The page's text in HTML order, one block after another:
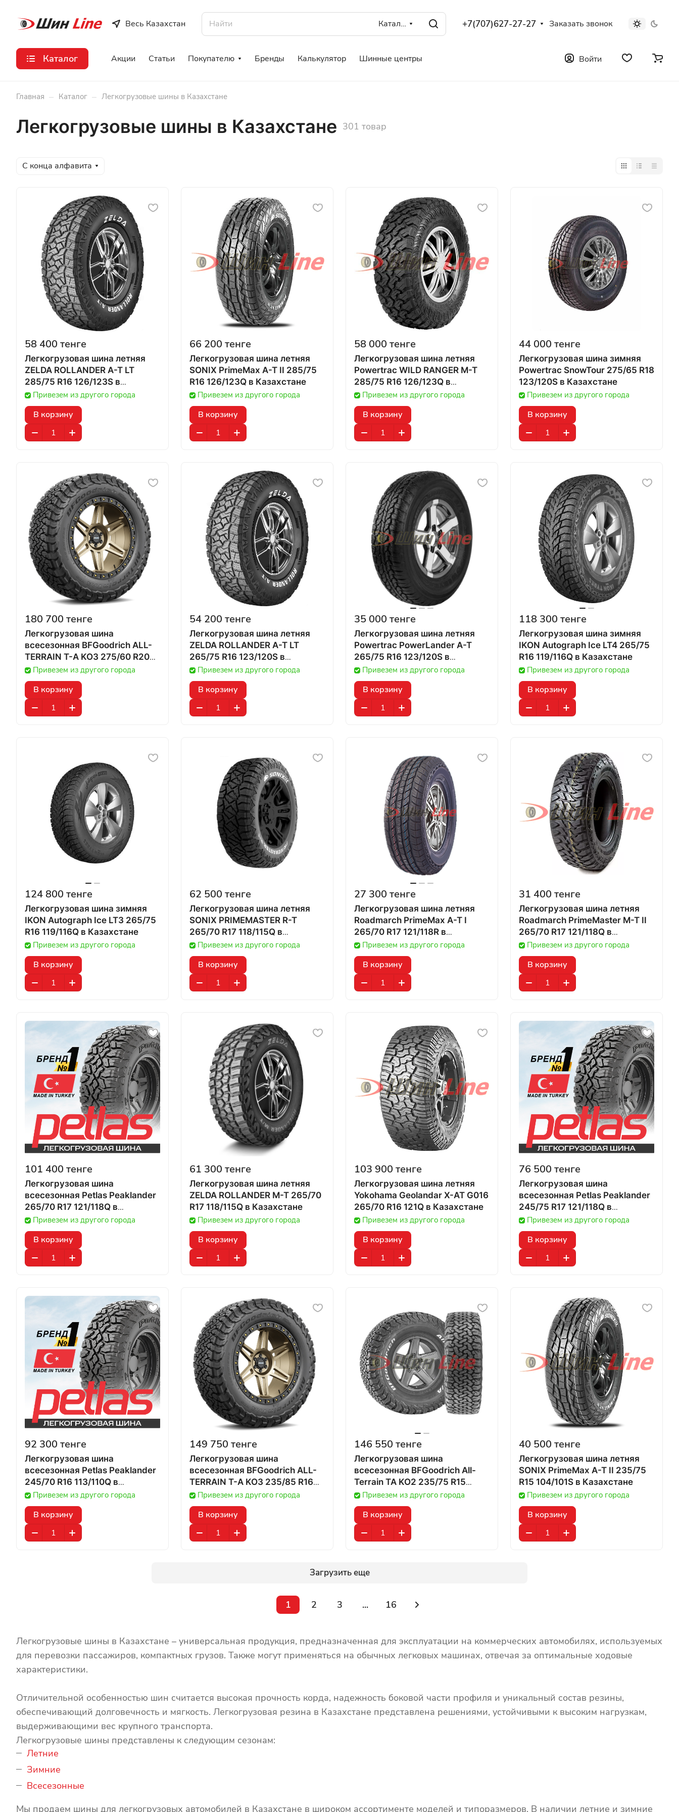
Весь Казахстан Каталог +7(707)627-27-27 Заказать звонок
Каталог Акции Статьи Покупателю Бренды Калькулятор Шинные центры Войти
Главная – Каталог – Легкогрузовые шины в Казахстане
Легкогрузовые шины в Казахстане 301 товар
С конца алфавита
58 400 тенге
Легкогрузовая шина летняя
ZELDA ROLLANDER A-T LT
285/75 R16 126/123S в
Казахстане
Привезем из другого города
В корзину
66 200 тенге
Легкогрузовая шина летняя
SONIX PrimeMax A-T II 285/75
R16 126/123Q в Казахстане
Привезем из другого города
В корзину
58 000 тенге
Легкогрузовая шина летняя
Powertrac WILD RANGER M-T
285/75 R16 126/123Q в
Казахстане
Привезем из другого города
В корзину
44 000 тенге
Легкогрузовая шина зимняя
Powertrac SnowTour 275/65 R18
123/120S в Казахстане
Привезем из другого города
В корзину
180 700 тенге
Легкогрузовая шина
всесезонная BFGoodrich ALL-
TERRAIN T-A KO3 275/60 R20
119/116S в Казахстане
Привезем из другого города
В корзину
54 200 тенге
Легкогрузовая шина летняя
ZELDA ROLLANDER A-T LT
265/75 R16 123/120S в
Казахстане
Привезем из другого города
В корзину
35 000 тенге
Легкогрузовая шина летняя
Powertrac PowerLander A-T
265/75 R16 123/120S в
Казахстане
Привезем из другого города
В корзину
118 300 тенге
Легкогрузовая шина зимняя
IKON Autograph Ice LT4 265/75
R16 119/116Q в Казахстане
Привезем из другого города
В корзину
124 800 тенге
Легкогрузовая шина зимняя
IKON Autograph Ice LT3 265/75
R16 119/116Q в Казахстане
Привезем из другого города
В корзину
62 500 тенге
Легкогрузовая шина летняя
SONIX PRIMEMASTER R-T
265/70 R17 118/115Q в
Казахстане
Привезем из другого города
В корзину
27 300 тенге
Легкогрузовая шина летняя
Roadmarch PrimeMax A-T I
265/70 R17 121/118R в
Казахстане
Привезем из другого города
В корзину
31 400 тенге
Легкогрузовая шина летняя
Roadmarch PrimeMaster M-T II
265/70 R17 121/118Q в
Казахстане
Привезем из другого города
В корзину
101 400 тенге
Легкогрузовая шина
всесезонная Petlas Peaklander
265/70 R17 121/118Q в
Казахстане
Привезем из другого города
В корзину
61 300 тенге
Легкогрузовая шина летняя
ZELDA ROLLANDER M-T 265/70
R17 118/115Q в Казахстане
Привезем из другого города
В корзину
103 900 тенге
Легкогрузовая шина летняя
Yokohama Geolandar X-AT G016
265/70 R16 121Q в Казахстане
Привезем из другого города
В корзину
76 500 тенге
Легкогрузовая шина
всесезонная Petlas Peaklander
245/75 R17 121/118Q в
Казахстане
Привезем из другого города
В корзину
92 300 тенге
Легкогрузовая шина
всесезонная Petlas Peaklander
245/70 R16 113/110Q в
Казахстане
Привезем из другого города
В корзину
149 750 тенге
Легкогрузовая шина
всесезонная BFGoodrich ALL-
TERRAIN T-A KO3 235/85 R16
120/116S в Казахстане
Привезем из другого города
В корзину
146 550 тенге
Легкогрузовая шина
всесезонная BFGoodrich All-
Terrain TA KO2 235/75 R15
104/101S в Казахстане
Привезем из другого города
В корзину
40 500 тенге
Легкогрузовая шина летняя
SONIX PrimeMax A-T II 235/75
R15 104/101S в Казахстане
Привезем из другого города
В корзину
Загрузить еще
1 2 3 ... 16
Легкогрузовые шины в Казахстане – универсальная продукция, предназначенная для эксплуатации на коммерческих автомобилях, используемых
для перевозки пассажиров, компактных грузов. Также могут применяться на обычных легковых машинах, отвечая за оптимальные ходовые
характеристики.
Отличительной особенностью шин считается высокая прочность корда, надежность боковой части профиля и уникальный состав резины,
обеспечивающий долговечность и мягкость. Легкогрузовая резина в Казахстане представлена решениями, устойчивыми к высоким нагрузкам,
выдерживающими вес крупного транспорта.
Легкогрузовые шины представлены к следующим сезонам:
Летние
Зимние
Всесезонные
Мы продаем шины для легкогрузовых автомобилей в Казахстане в широком ассортименте моделей и типоразмеров. В наличии летние и зимние